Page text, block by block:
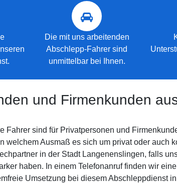
Die mit uns arbeitenden
Abschlepp-Fahrer sind
unmittelbar bei Ihnen.
und Firmenkunden
Fahrer sind für Privatpersonen und
welchem Ausmaß es sich um privat oder auch
in der Stadt Langenenslingen, falls
haben. In einem Telefonanruf finden wir
Umsetzung bei diesem Abschleppdienst